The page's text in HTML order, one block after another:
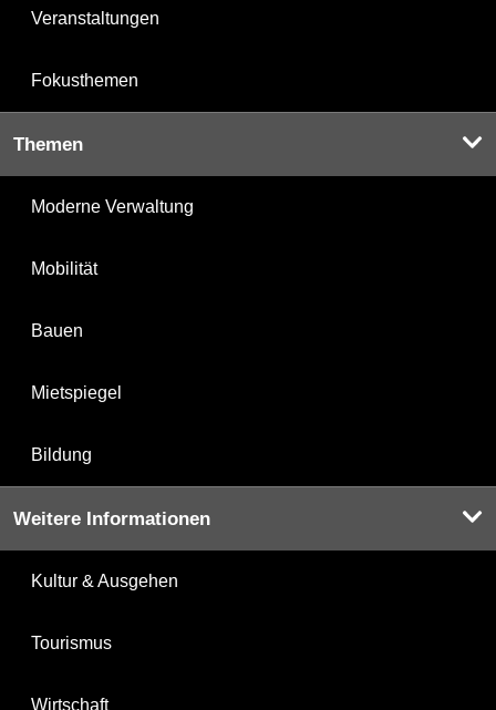
Veranstaltungen
Fokusthemen
Themen
Moderne Verwaltung
Mobilität
Bauen
Mietspiegel
Bildung
Weitere Informationen
Kultur & Ausgehen
Tourismus
Wirtschaft